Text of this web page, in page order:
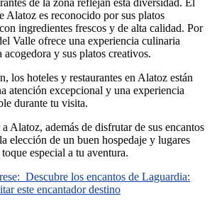
Alatoz es reconocido por sus platos
ingredientes frescos y de alta calidad. Por
Valle ofrece una experiencia culinaria
acogedora y sus platos creativos.
los hoteles y restaurantes en Alatoz están
atención excepcional y una experiencia
durante tu visita.
Alatoz, además de disfrutar de sus encantos
elección de un buen hospedaje y lugares
especial a tu aventura.
Descubre los encantos de Laguardia:
este encantador destino